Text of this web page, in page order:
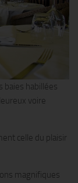
baies habillées
voire
celle du plaisir
magnifiques